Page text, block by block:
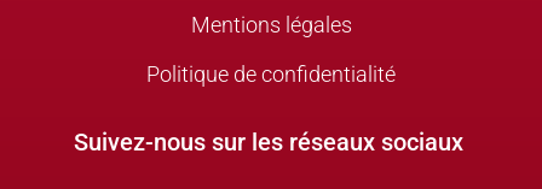
Mentions légales
Politique de confidentialité
Suivez-nous sur les réseaux sociaux